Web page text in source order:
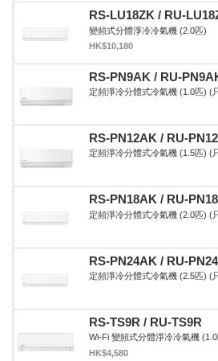
RS-LU18ZK / RU-
變頻式分體淨冷冷氣機 (2.0匹)
HK$10,180
RS-PN9AK / RU-
定頻淨冷分體式冷氣機 (1.0匹) (
RS-PN12AK / RU-
定頻淨冷分體式冷氣機 (1.5匹) (
RS-PN18AK / RU-
定頻淨冷分體式冷氣機 (2.0匹) (
RS-PN24AK / RU-
定頻淨冷分體式冷氣機 (2.5匹) (
RS-TS9R / RU-TS9R
Wi-Fi 變頻式分體淨冷冷氣機
HK$4,580